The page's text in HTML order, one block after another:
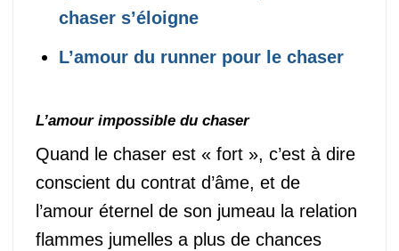
chaser s’éloigne
L’amour du runner pour le chaser
L’amour impossible du chaser
Quand le chaser est « fort », c’est à dire
conscient du contrat d’âme, et de
l’amour éternel de son jumeau la relation
flammes jumelles a plus de chances